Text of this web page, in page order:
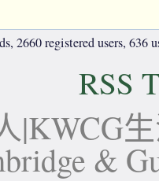
2660 registered users, 636
RSS
|KWCG
&